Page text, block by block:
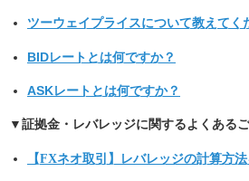
ツーウェイプライスについて教えてく
BIDレートとは何ですか？
ASKレートとは何ですか？
▼証拠金・レバレッジに関するよくある
【FXネオ取引】レバレッジの計算方